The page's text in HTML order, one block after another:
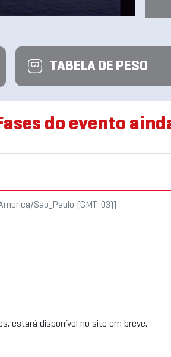
TABELA DE PESO
do evento
Sao_Paulo (GMT-03)]
estará disponível no site em breve.